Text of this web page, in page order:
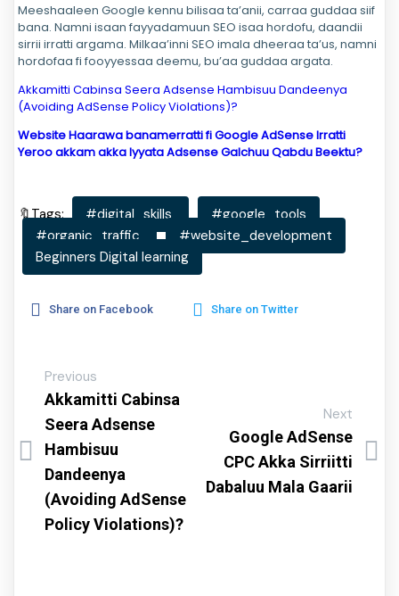
Meeshaaleen Google kennu bilisaa ta’anii, carraa guddaa siif
bana. Namni isaan fayyadamuun SEO isaa hordofu, daandii
sirrii irratti argama. Milkaa’inni SEO imala dheeraa ta’us, namni
hordofaa fi fooyyessaa deemu, bu’aa guddaa argata.
Akkamitti Cabinsa Seera Adsense Hambisuu Dandeenya
(Avoiding AdSense Policy Violations)?
Website Haarawa banamerratti fi Google AdSense Irratti
Yeroo akkam akka Iyyata Adsense Galchuu Qabdu Beektu?
🔖Tags: #digital_skills
#google_tools
#organic_traffic
#website_development
Beginners Digital learning
Share on Facebook Share on Twitter
Previous
Akkamitti Cabinsa
Seera Adsense
Hambisuu
Dandeenya
(Avoiding AdSense
Policy Violations)?
Next
Google AdSense
CPC Akka Sirriitti
Dabaluu Mala Gaarii